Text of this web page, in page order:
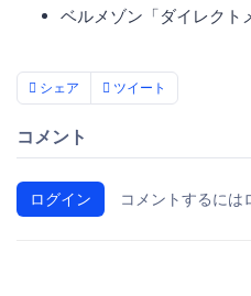
ベルメゾン「ダイレクト
シェア ツイート
コメント
ログイン コメントするには